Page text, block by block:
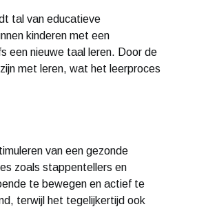
tal van educatieve
kinderen met een
een nieuwe taal leren. Door de
met leren, wat het leerproces
van een gezonde
zoals stappentellers en
te bewegen en actief te
terwijl het tegelijkertijd ook